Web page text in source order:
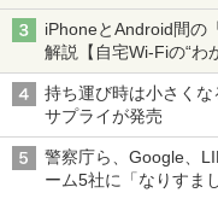
ち・ざ・ろーど！そ
iPhoneとAndroid間の
解説【自宅Wi-Fiの“わ
持ち運び時は小さく
サプライが発売
警察庁ら、Google、
ーム5社に「なりすま